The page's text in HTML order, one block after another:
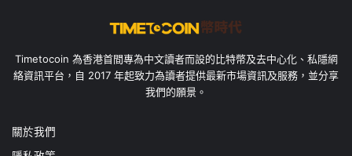
Timetocoin 為香港首間專為中文讀者而設的比特幣及去中心化、私隱網
絡資訊平台，自 2017 年起致力為讀者提供最新市場資訊及服務，並分享
我們的願景。
關於我們